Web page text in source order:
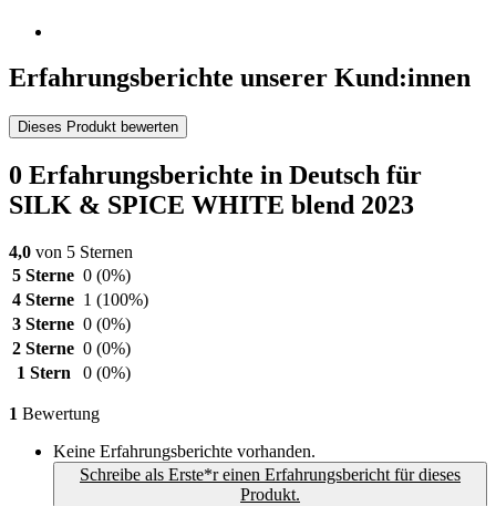
Erfahrungsberichte unserer Kund:innen
Dieses Produkt bewerten
0 Erfahrungsberichte in Deutsch für
SILK & SPICE WHITE blend 2023
4,0 von 5 Sternen
5 Sterne 0 (0%)
4 Sterne 1 (100%)
3 Sterne 0 (0%)
2 Sterne 0 (0%)
1 Stern
0 (0%)
1 Bewertung
Keine Erfahrungsberichte vorhanden.
Schreibe als Erste*r einen Erfahrungsbericht für dieses
Produkt.